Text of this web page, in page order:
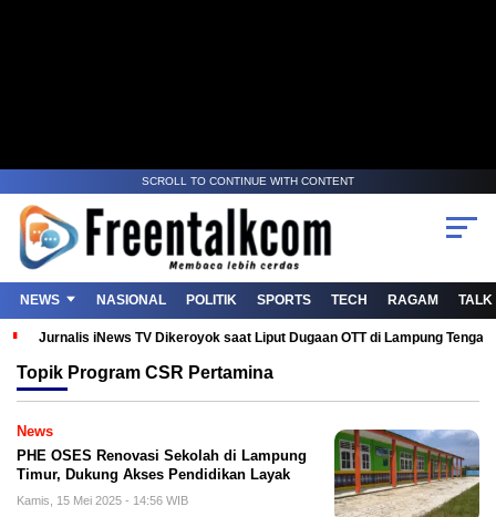
SCROLL TO CONTINUE WITH CONTENT
NEWS NASIONAL POLITIK SPORTS TECH RAGAM TALK
Jurnalis iNews TV Dikeroyok saat Liput Dugaan OTT di Lampung
Topik Program CSR Pertamina
News
PHE OSES Renovasi Sekolah di Lampung
Timur, Dukung Akses Pendidikan Layak
Kamis, 15 Mei 2025 - 14:56 WIB